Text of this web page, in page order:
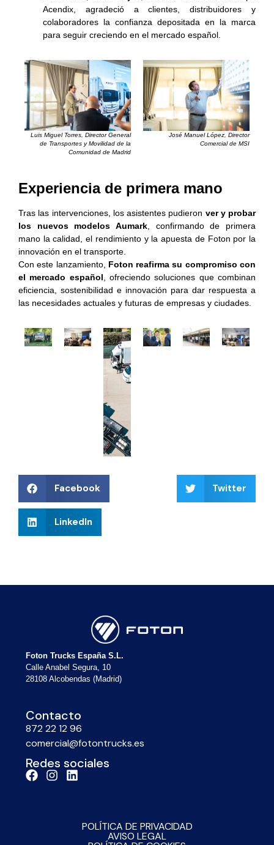
Acendix, agradeció a clientes, distribuidores y
colaboradores la confianza depositada en la marca
para seguir creciendo en el mercado español.
Luis Miguel Torres, Director General
de Transportes y Movilidad de la
Comunidad de Madrid
José Manuel López, Director
Comercial de MSI
Experiencia de primera mano
Tras las intervenciones, los asistentes pudieron ver y probar
los nuevos modelos Aumark , confirmando de primera
mano la calidad, el rendimiento y la apuesta de Foton por la
innovación en el transporte.
Con este lanzamiento, Foton reafirma su compromiso con
el mercado español , ofreciendo soluciones que combinan
eficiencia, sostenibilidad e innovación para dar respuesta a
las necesidades actuales y futuras de empresas y ciudades.
Facebook Twitter
LinkedIn
Foton Trucks España S.L.
Calle Anabel Segura, 10
28108 Alcobendas (Madrid)
Contacto
872 22 12 96
comercial@fotontrucks.es
Redes sociales
POLÍTICA DE PRIVACIDAD
AVISO LEGAL